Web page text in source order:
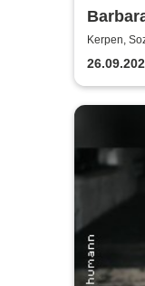
aber
Kerpen,